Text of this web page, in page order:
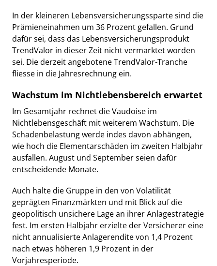
In der kleineren Lebensversicherungssparte sind die
Prämieneinahmen um 36 Prozent gefallen. Grund
dafür sei, dass das Lebensversicherungsprodukt
TrendValor in dieser Zeit nicht vermarktet worden
sei. Die derzeit angebotene TrendValor-Tranche
fliesse in die Jahresrechnung ein.
Wachstum im Nichtlebensbereich erwartet
Im Gesamtjahr rechnet die Vaudoise im
Nichtlebensgeschäft mit weiterem Wachstum. Die
Schadenbelastung werde indes davon abhängen,
wie hoch die Elementarschäden im zweiten Halbjahr
ausfallen. August und September seien dafür
entscheidende Monate.
Auch halte die Gruppe in den von Volatilität
geprägten Finanzmärkten und mit Blick auf die
geopolitisch unsichere Lage an ihrer Anlagestrategie
fest. Im ersten Halbjahr erzielte der Versicherer eine
nicht annualisierte Anlagerendite von 1,4 Prozent
nach etwas höheren 1,9 Prozent in der
Vorjahresperiode.